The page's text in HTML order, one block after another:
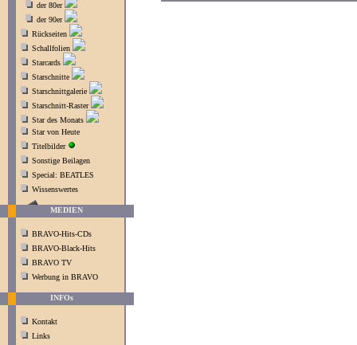
der 80er
der 90er
Rückseiten
Schallfolien
Starcards
Starschnitte
Starschnittgalerie
Starschnitt-Raster
Star des Monats
Star von Heute
Titelbilder
Sonstige Beilagen
Special: BEATLES
Wissenswertes
MEDIEN
BRAVO-Hits-CDs
BRAVO-Black-Hits
BRAVO TV
Werbung in BRAVO
INFOs
Kontakt
Links